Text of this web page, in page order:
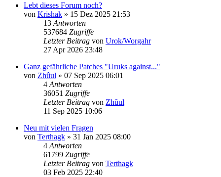
Lebt dieses Forum noch?
von Krishak » 15 Dez 2025 21:53
13 Antworten
537684 Zugriffe
Letzter Beitrag von Urok/Worgahr
27 Apr 2026 23:48
Ganz gefährliche Patches "Uruks against..."
von Zhûul » 07 Sep 2025 06:01
4 Antworten
36051 Zugriffe
Letzter Beitrag von Zhûul
11 Sep 2025 10:06
Neu mit vielen Fragen
von Terthagk » 31 Jan 2025 08:00
4 Antworten
61799 Zugriffe
Letzter Beitrag von Terthagk
03 Feb 2025 22:40